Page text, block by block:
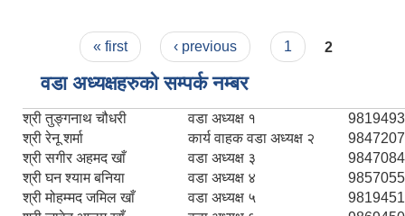
Pages« first ‹ previous 1 2
वडा अध्यक्षहरुको सम्पर्क नम्बर
श्री तुङ्गनाथ चौधरी वडा अध्यक्ष १
श्री रेनू शर्मा
कार्य वाहक वडा अध्यक्ष २
श्री सगीर अहमद खाँ
वडा अध्यक्ष ३
श्री घन श्याम बनिया
वडा अध्यक्ष ४
श्री मोहम्मद जमिल खाँ
वडा अध्यक्ष ५